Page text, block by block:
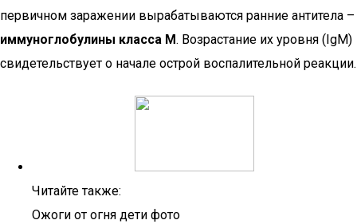
первичном заражении вырабатываются ранние антитела –
иммуноглобулины класса М. Возрастание их уровня (IgM)
свидетельствует о начале острой воспалительной реакции.
Читайте также:
Ожоги от огня дети фото